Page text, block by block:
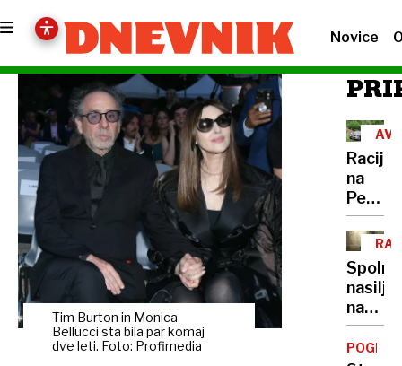
Novice
Tim Burton in Monica
Bellucci sta bila par komaj
dve leti. Foto: Profimedia
Racija
na
je
pod
ne
Spolno
nasilje
nad
otroki:
Vse